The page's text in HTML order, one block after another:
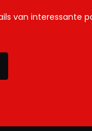
van interessante